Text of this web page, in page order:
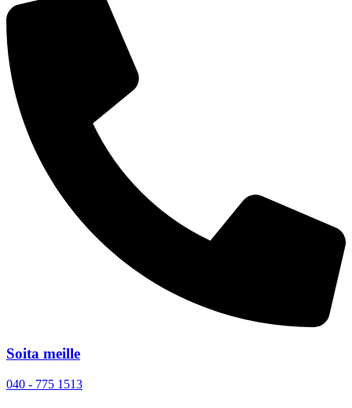
Soita meille
040 - 775 1513